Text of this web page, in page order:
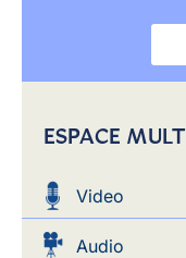
ESPACE
Video
Audio